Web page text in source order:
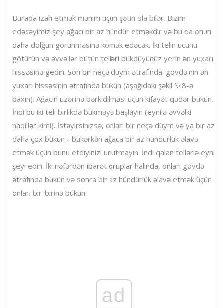
Burada izah etmək mənim üçün çətin ola bilər. Bizim
edəcəyimiz şey ağacı bir az hündür etməkdir və bu da onun
daha dolğun görünməsinə kömək edəcək. İki telin ucunu
götürün və əvvəllər bütün telləri bükdüyünüz yerin ən yuxarı
hissəsinə gedin. Son bir neçə düym ətrafında 'gövdə'nin ən
yuxarı hissəsinin ətrafında bükün (aşağıdakı şəkil №8-ə
baxın). Ağacın üzərinə bərkidilməsi üçün kifayət qədər bükün.
İndi bu iki teli birlikdə bükməyə başlayın (eynilə əvvəlki
naqillər kimi). İstəyirsinizsə, onları bir neçə düym və ya bir az
daha çox bükün - bükərkən ağaca bir az hündürlük əlavə
etmək üçün bunu etdiyinizi unutmayın. İndi qalan tellərlə eyni
şeyi edin. İki nəfərdən ibarət qruplar halında, onları gövdə
ətrafında bükün və sonra bir az hündürlük əlavə etmək üçün
onları bir-birinə bükün.
ad